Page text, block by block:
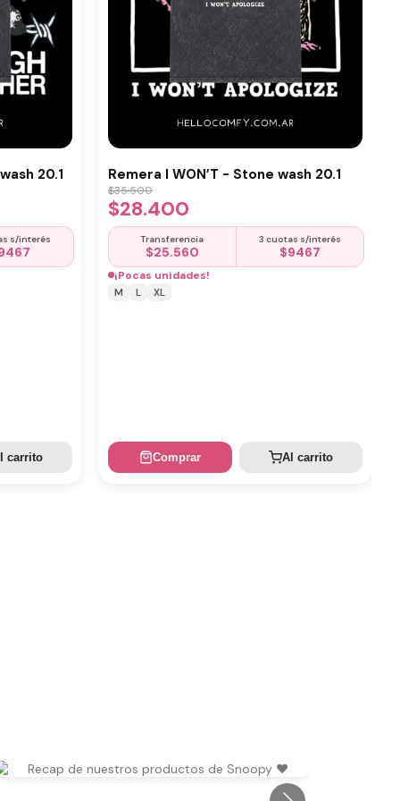
20.1
s/interés
carrito
Remera I WON’T - Stone wash 20.1
$35.500
$28.400
Transferencia
$25.560
3 cuotas s/interés
$9467
¡Pocas unidades!
M L XL
Comprar Al carrito